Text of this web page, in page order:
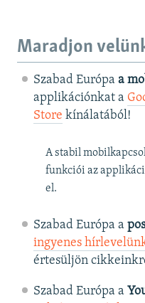
Maradjon
Szabad Európa a
applikációnkat a
Store kínálatából!
A stabil
funkciói az
el.
Szabad Európa a
ingyenes
értesüljön
Szabad Európa a